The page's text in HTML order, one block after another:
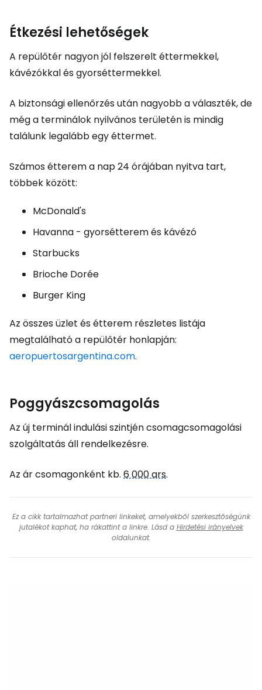
Étkezési lehetőségek
A repülőtér nagyon jól felszerelt éttermekkel,
kávézókkal és gyorséttermekkel.
A biztonsági ellenőrzés után nagyobb a választék, de
még a terminálok nyilvános területén is mindig
találunk legalább egy éttermet.
Számos étterem a nap 24 órájában nyitva tart,
többek között:
McDonald's
Havanna - gyorsétterem és kávézó
Starbucks
Brioche Dorée
Burger King
Az összes üzlet és étterem részletes listája
megtalálható a repülőtér honlapján:
aeropuertosargentina.com.
Poggyászcsomagolás
Az új terminál indulási szintjén csomagcsomagolási
szolgáltatás áll rendelkezésre.
Az ár csomagonként kb. 6 000 ars.
Ez a cikk tartalmazhat partneri linkeket, amelyekből szerkesztőségünk
jutalékot kaphat, ha rákattint a linkre. Lásd a Hirdetési irányelvek
oldalunkat.